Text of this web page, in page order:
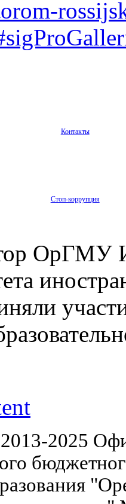
Контакты
Стоп-коррупция
ОрГМУ
2025